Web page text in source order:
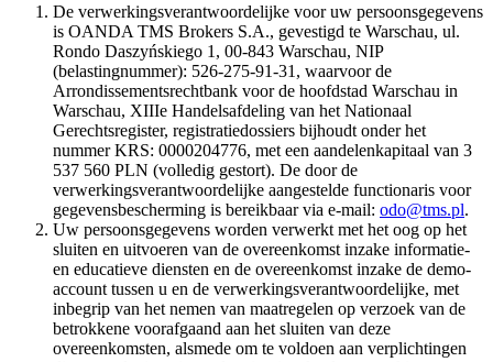
De verwerkingsverantwoordelijke voor uw persoonsgegevens
is OANDA TMS Brokers S.A., gevestigd te Warschau, ul.
Rondo Daszyńskiego 1, 00-843 Warschau, NIP
(belastingnummer): 526-275-91-31, waarvoor de
Arrondissementsrechtbank voor de hoofdstad Warschau in
Warschau, XIIIe Handelsafdeling van het Nationaal
Gerechtsregister, registratiedossiers bijhoudt onder het
nummer KRS: 0000204776, met een aandelenkapitaal van 3
537 560 PLN (volledig gestort). De door de
verwerkingsverantwoordelijke aangestelde functionaris voor
gegevensbescherming is bereikbaar via e-mail: odo@tms.pl.
Uw persoonsgegevens worden verwerkt met het oog op het
sluiten en uitvoeren van de overeenkomst inzake informatie-
en educatieve diensten en de overeenkomst inzake de demo-
account tussen u en de verwerkingsverantwoordelijke, met
inbegrip van het nemen van maatregelen op verzoek van de
betrokkene voorafgaand aan het sluiten van deze
overeenkomsten, alsmede om te voldoen aan verplichtingen